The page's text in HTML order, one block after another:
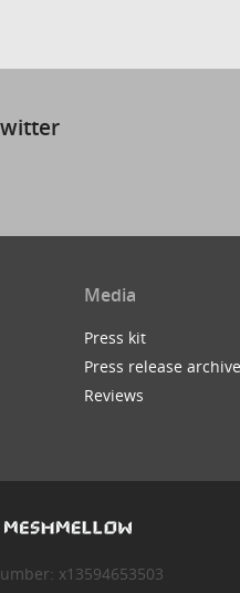
Media
Press kit
Press release archive
Reviews
x13594653503